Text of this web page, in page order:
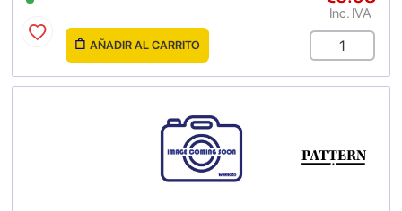
Inc. IVA
AÑADIR AL CARRITO